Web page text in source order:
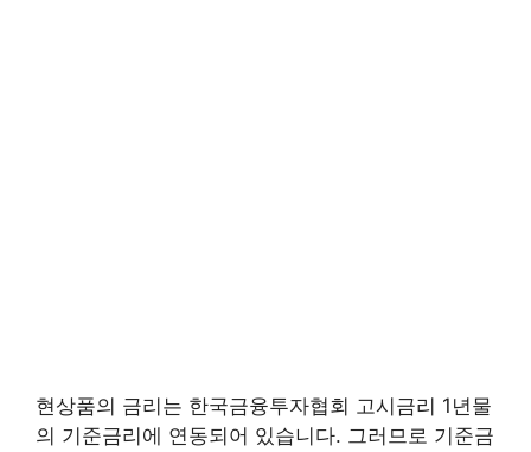
현상품의 금리는 한국금융투자협회 고시금리 1년물
의 기준금리에 연동되어 있습니다. 그러므로 기준금